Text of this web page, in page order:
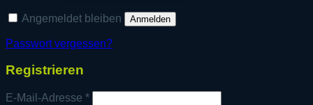
Angemeldet bleiben Anmelden
Passwort vergessen?
Registrieren
E-Mail-Adresse *Erforderlich